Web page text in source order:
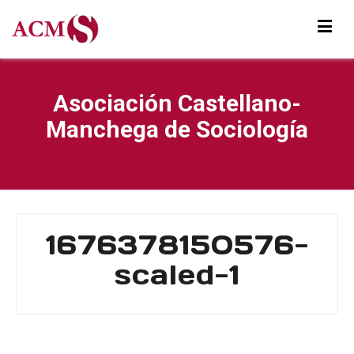
Asociación Castellano-
Manchega de Sociología
1676378150576-
scaled-1